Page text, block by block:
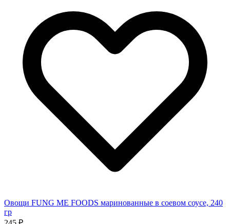
Овощи FUNG ME FOODS маринованные в соевом соусе, 240
гр